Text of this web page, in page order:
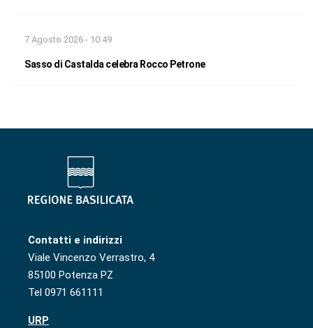
7 Agosto 2026 - 10:49
Sasso di Castalda celebra Rocco Petrone
Contatti e indirizzi
Viale Vincenzo Verrastro, 4
85100 Potenza PZ
Tel 0971 661111
URP